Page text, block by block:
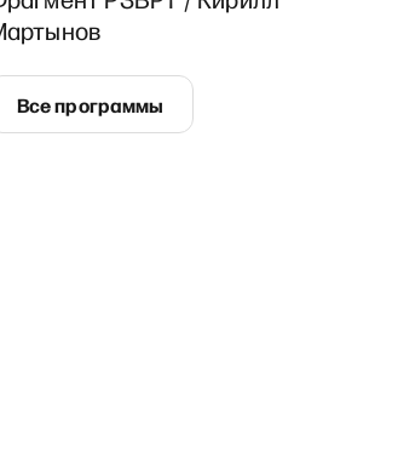
Все программы